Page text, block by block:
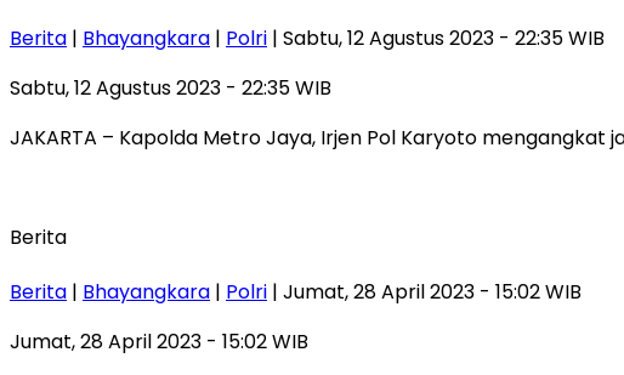
Berita | Bhayangkara | Polri | Sabtu, 12 Agustus 2023 - 22:35 WIB
Sabtu, 12 Agustus 2023 - 22:35 WIB
JAKARTA – Kapolda Metro Jaya, Irjen Pol Karyoto mengangkat
Berita
Berita | Bhayangkara | Polri | Jumat, 28 April 2023 - 15:02 WIB
Jumat, 28 April 2023 - 15:02 WIB